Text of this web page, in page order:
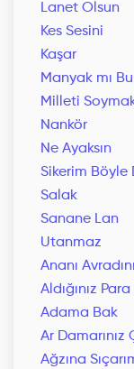
Lanet Olsun
Kes Sesini
Kaşar
Manyak mı Bu
Milleti
Nankör
Ne Ayaksın
Sikerim Böyle
Salak
Sanane Lan
Utanmaz
Ananı
Aldığınız
Adama Bak
Ar Damarınız
Ağzına